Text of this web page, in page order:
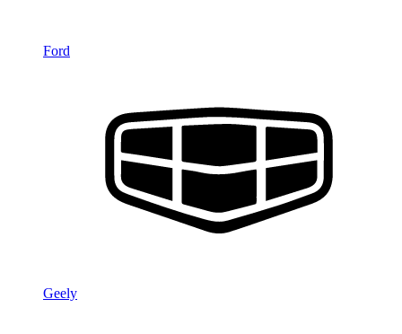
Ford
Geely